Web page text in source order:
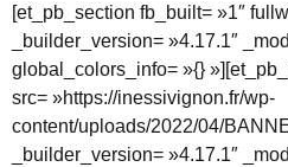
[et_pb_section fb_built= »1″
_builder_version= »4.17.1″
global_colors_info= »{}
src= »https://inessivignon.fr/wp-
content/uploads/2022/04/
_builder_version= »4.17.1″